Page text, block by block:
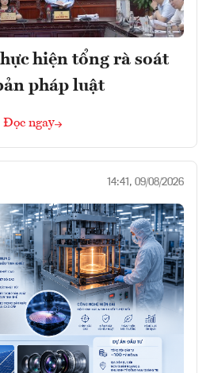
hiện tổng rà soát
pháp luật
Đọc ngay
14:41, 09/08/2026